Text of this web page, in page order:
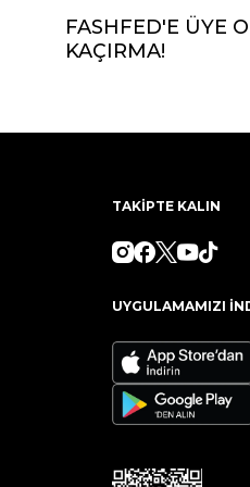
FASHFED'E ÜYE
KAÇIRMA!
TAKİPTE KALIN
UYGULAMAMIZI